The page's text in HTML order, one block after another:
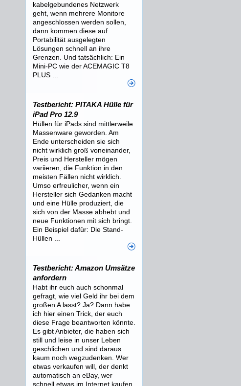
kabelgebundenes Netzwerk
geht, wenn mehrere Monitore
angeschlossen werden sollen,
dann kommen diese auf
Portabilität ausgelegten
Lösungen schnell an ihre
Grenzen. Und tatsächlich: Ein
Mini-PC wie der ACEMAGIC T8
PLUS ...
Testbericht: PITAKA Hülle für
iPad Pro 12.9
Hüllen für iPads sind mittlerweile
Massenware geworden. Am
Ende unterscheiden sie sich
nicht wirklich groß voneinander,
Preis und Hersteller mögen
variieren, die Funktion in den
meisten Fällen nicht wirklich.
Umso erfreulicher, wenn ein
Hersteller sich Gedanken macht
und eine Hülle produziert, die
sich von der Masse abhebt und
neue Funktionen mit sich bringt.
Ein Beispiel dafür: Die Stand-
Hüllen ...
Testbericht: Amazon Umsätze
anfordern
Habt ihr euch auch schonmal
gefragt, wie viel Geld ihr bei dem
großen A lasst? Ja? Dann habe
ich hier einen Trick, der euch
diese Frage beantworten könnte.
Es gibt Anbieter, die haben sich
still und leise in unser Leben
geschlichen und sind daraus
kaum noch wegzudenken. Wer
etwas verkaufen will, der denkt
automatisch an eBay, wer
schnell etwas im Internet kaufen